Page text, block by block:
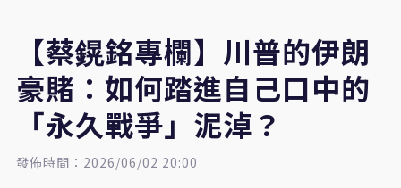
【蔡鎤銘專欄】川普的伊朗
豪賭：如何踏進自己口中的
「永久戰爭」泥淖？
發佈時間：2026/06/02 20:00